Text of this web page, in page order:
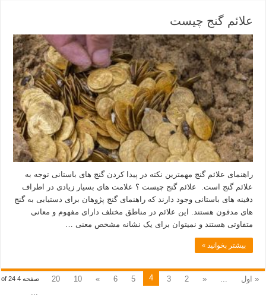
علائم گنج چیست
راهنمای علائم گنج مهمترین نکته در پیدا کردن گنج های باستانی توجه به
علائم گنج است. علائم گنج چیست ؟ علامت های بسیار زیادی در اطراف
دفینه های باستانی وجود دارند که راهنمای گنج پژوهان برای دستیابی به گنج
های مدفون هستند. این علائم در مناطق مختلف دارای مفهوم و معانی
متفاوتی هستند و نمیتوان برای یک نشانه مشخص معنی …
بیشتر بخوانید »
صفحه 4 of 24 « اول «
2
3
4
5
6
»
10
20